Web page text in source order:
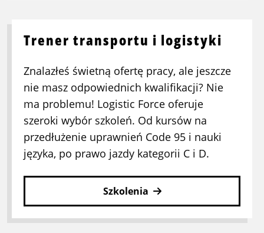
Trener transportu i logistyki
Znalazłeś świetną ofertę pracy, ale jeszcze
nie masz odpowiednich kwalifikacji? Nie
ma problemu! Logistic Force oferuje
szeroki wybór szkoleń. Od kursów na
przedłużenie uprawnień Code 95 i nauki
języka, po prawo jazdy kategorii C i D.
Szkolenia